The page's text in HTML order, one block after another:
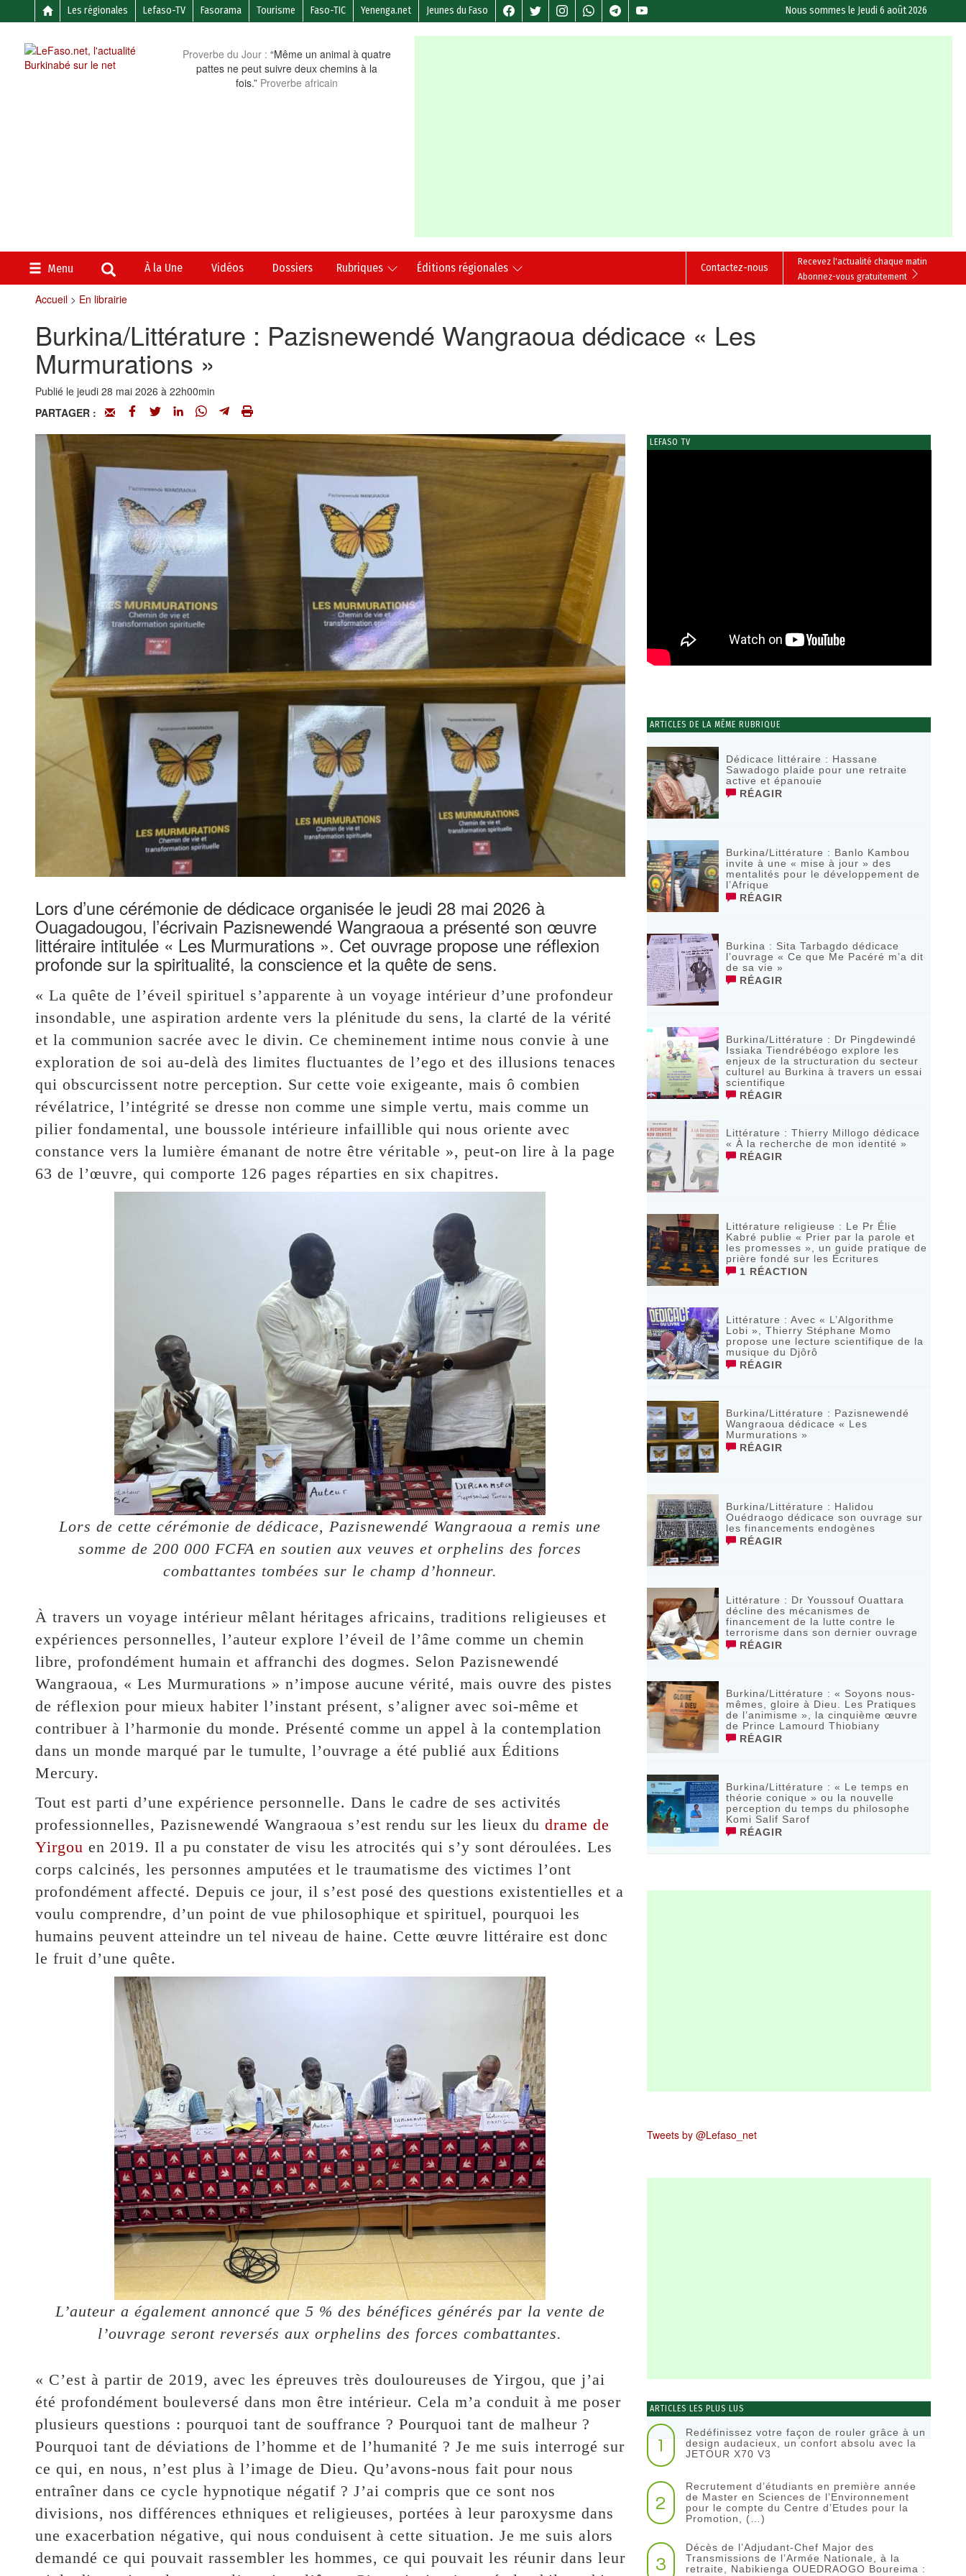
Les régionales Lefaso-TV Fasorama Tourisme Faso-TIC Yenenga.net Jeunes du Faso Nous sommes le Jeudi 6 août 2026
Proverbe du Jour : “Même un animal à quatre
pattes ne peut suivre deux chemins à la
fois.” Proverbe africain
Menu À la Une Vidéos Dossiers Rubriques Éditions régionales
Recevez l'actualité chaque matin
Abonnez-vous gratuitement
Contactez-nous
Accueil> En librairie
Burkina/Littérature : Pazisnewendé Wangraoua dédicace « Les
Murmurations »
Publié le jeudi 28 mai 2026 à 22h00min
PARTAGER :
Lors d’une cérémonie de dédicace organisée le jeudi 28 mai 2026 à
Ouagadougou, l’écrivain Pazisnewendé Wangraoua a présenté son œuvre
littéraire intitulée « Les Murmurations ». Cet ouvrage propose une réflexion
profonde sur la spiritualité, la conscience et la quête de sens.
« La quête de l’éveil spirituel s’apparente à un voyage intérieur d’une profondeur
insondable, une aspiration ardente vers la plénitude du sens, la clarté de la vérité
et la communion sacrée avec le divin. Ce cheminement intime nous convie à une
exploration de soi au-delà des limites fluctuantes de l’ego et des illusions tenaces
qui obscurcissent notre perception. Sur cette voie exigeante, mais ô combien
révélatrice, l’intégrité se dresse non comme une simple vertu, mais comme un
pilier fondamental, une boussole intérieure infaillible qui nous oriente avec
constance vers la lumière émanant de notre être véritable », peut-on lire à la page
63 de l’œuvre, qui comporte 126 pages réparties en six chapitres.
Lors de cette cérémonie de dédicace, Pazisnewendé Wangraoua a remis une
somme de 200 000 FCFA en soutien aux veuves et orphelins des forces
combattantes tombées sur le champ d’honneur.
À travers un voyage intérieur mêlant héritages africains, traditions religieuses et
expériences personnelles, l’auteur explore l’éveil de l’âme comme un chemin
libre, profondément humain et affranchi des dogmes. Selon Pazisnewendé
Wangraoua, « Les Murmurations » n’impose aucune vérité, mais ouvre des pistes
de réflexion pour mieux habiter l’instant présent, s’aligner avec soi-même et
contribuer à l’harmonie du monde. Présenté comme un appel à la contemplation
dans un monde marqué par le tumulte, l’ouvrage a été publié aux Éditions
Mercury.
Tout est parti d’une expérience personnelle. Dans le cadre de ses activités
professionnelles, Pazisnewendé Wangraoua s’est rendu sur les lieux du drame de
Yirgou en 2019. Il a pu constater de visu les atrocités qui s’y sont déroulées. Les
corps calcinés, les personnes amputées et le traumatisme des victimes l’ont
profondément affecté. Depuis ce jour, il s’est posé des questions existentielles et a
voulu comprendre, d’un point de vue philosophique et spirituel, pourquoi les
humains peuvent atteindre un tel niveau de haine. Cette œuvre littéraire est donc
le fruit d’une quête.
L’auteur a également annoncé que 5 % des bénéfices générés par la vente de
l’ouvrage seront reversés aux orphelins des forces combattantes.
« C’est à partir de 2019, avec les épreuves très douloureuses de Yirgou, que j’ai
été profondément bouleversé dans mon être intérieur. Cela m’a conduit à me poser
plusieurs questions : pourquoi tant de souffrance ? Pourquoi tant de malheur ?
Pourquoi tant de déviations de l’homme et de l’humanité ? Je me suis interrogé sur
ce qui, en nous, n’est plus à l’image de Dieu. Qu’avons-nous fait pour nous
entraîner dans ce cycle hypnotique négatif ? J’ai compris que ce sont nos
divisions, nos différences ethniques et religieuses, portées à leur paroxysme dans
une exacerbation négative, qui nous conduisent à cette situation. Je me suis alors
demandé ce qui pouvait rassembler les hommes, ce qui pouvait les réunir dans leur
LEFASO TV
ARTICLES DE LA MÊME RUBRIQUE
Dédicace littéraire : Hassane
Sawadogo plaide pour une retraite
active et épanouie
RÉAGIR
Burkina/Littérature : Banlo Kambou
invite à une « mise à jour » des
mentalités pour le développement de
l’Afrique
RÉAGIR
Burkina : Sita Tarbagdo dédicace
l’ouvrage « Ce que Me Pacéré m’a dit
de sa vie »
RÉAGIR
Burkina/Littérature : Dr Pingdewindé
Issiaka Tiendrébéogo explore les
enjeux de la structuration du secteur
culturel au Burkina à travers un essai
scientifique
RÉAGIR
Littérature : Thierry Millogo dédicace
« À la recherche de mon identité »
RÉAGIR
Littérature religieuse : Le Pr Élie
Kabré publie « Prier par la parole et
les promesses », un guide pratique de
prière fondé sur les Écritures
1 RÉACTION
Littérature : Avec « L’Algorithme
Lobi », Thierry Stéphane Momo
propose une lecture scientifique de la
musique du Djôrô
RÉAGIR
Burkina/Littérature : Pazisnewendé
Wangraoua dédicace « Les
Murmurations »
RÉAGIR
Burkina/Littérature : Halidou
Ouédraogo dédicace son ouvrage sur
les financements endogènes
RÉAGIR
Littérature : Dr Youssouf Ouattara
décline des mécanismes de
financement de la lutte contre le
terrorisme dans son dernier ouvrage
RÉAGIR
Burkina/Littérature : « Soyons nous-
mêmes, gloire à Dieu. Les Pratiques
de l’animisme », la cinquième œuvre
de Prince Lamourd Thiobiany
RÉAGIR
Burkina/Littérature : « Le temps en
théorie conique » ou la nouvelle
perception du temps du philosophe
Komi Salif Sarof
RÉAGIR
Tweets by @Lefaso_net
ARTICLES LES PLUS LUS
1
Redéfinissez votre façon de rouler grâce à un
design audacieux, un confort absolu avec la
JETOUR X70 V3
2
Recrutement d’étudiants en première année
de Master en Sciences de l’Environnement
pour le compte du Centre d’Etudes pour la
Promotion, (…)
3
Décès de l’Adjudant-Chef Major des
Transmissions de l’Armée Nationale, à la
retraite, Nabikienga OUEDRAOGO Boureima :